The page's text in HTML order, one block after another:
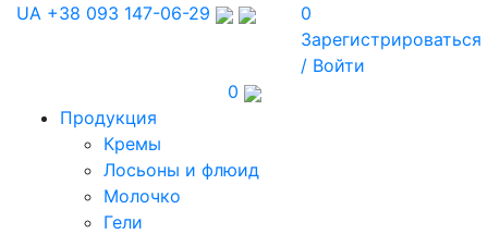
UA +38 093 147-06-29
0
Зарегистрироваться
/ Войти
0
Продукция
Кремы
Лосьоны и флюид
Молочко
Гели